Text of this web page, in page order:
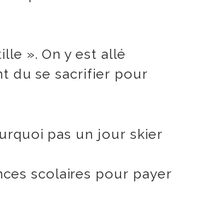
». On y est allé
du se sacrifier pour
pas un jour skier
scolaires pour payer